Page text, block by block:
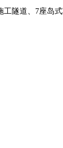
隧道、7座岛